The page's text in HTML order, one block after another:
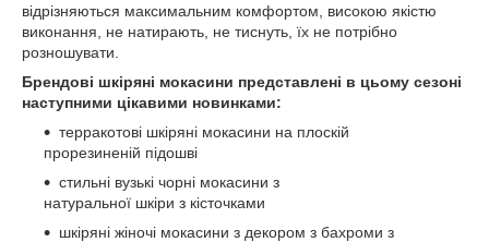
відрізняються максимальним комфортом, високою якістю
виконання, не натирають, не тиснуть, їх не потрібно
розношувати.
Брендові шкіряні мокасини представлені в цьому сезоні
наступними цікавими новинками:
терракотові шкіряні мокасини на плоскій
прорезиненій підошві
стильні вузькі чорні мокасини з
натуральної шкіри з кісточками
шкіряні жіночі мокасини з декором з бахроми з